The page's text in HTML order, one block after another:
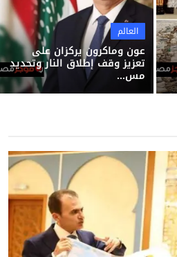
العالم
عون وماكرون يركزان على
تعزيز وقف إطلاق النار وتحديد
مس...